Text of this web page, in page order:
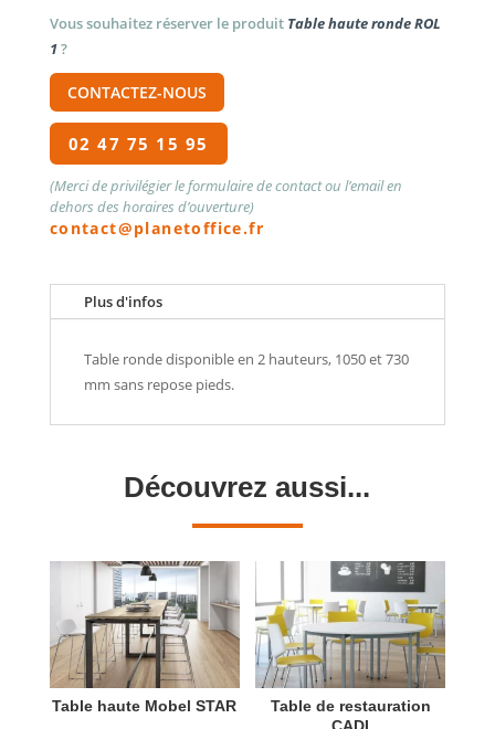
Vous souhaitez réserver le produit Table haute ronde ROL
1?
CONTACTEZ-NOUS
02 47 75 15 95
(Merci de privilégier le formulaire de contact ou l’email en
dehors des horaires d’ouverture)
contact@planetoffice.fr
Plus d'infos
Table ronde disponible en 2 hauteurs, 1050 et 730
mm sans repose pieds.
Découvrez aussi...
Table haute Mobel STAR
Table de restauration